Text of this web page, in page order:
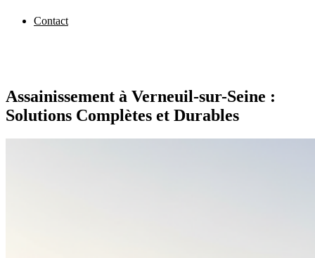
Contact
Assainissement à Verneuil-sur-Seine :
Solutions Complètes et Durables